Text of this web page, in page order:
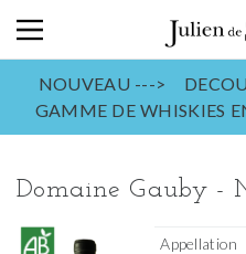
NOUVEAU --->
GAMME DE WHISKIES
Domaine Gauby -
Appellation